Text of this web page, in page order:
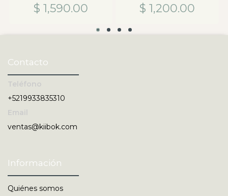
$ 1,590.00 $ 1,200.00
Contacto
+5219933835310
ventas@kiibok.com
Información
Quiénes somos